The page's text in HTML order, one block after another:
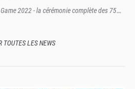
2022 - la cérémonie complète des 75
TOUTES LES NEWS